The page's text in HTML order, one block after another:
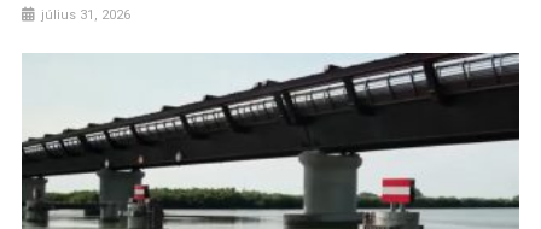
július 31, 2026